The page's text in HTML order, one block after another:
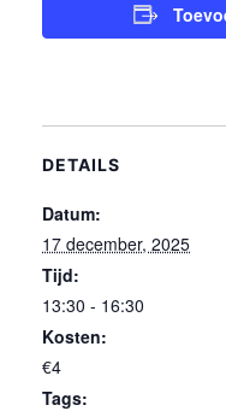
DETAILS
Datum:
17 december, 2025
Tijd:
13:30 - 16:30
Kosten:
€4
Tags: